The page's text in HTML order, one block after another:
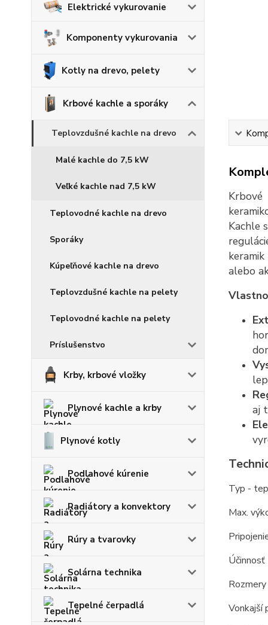
Elektrické vykurovanie
Komponenty vykurovania
Kotly na drevo, pelety
Krbové kachle a sporáky
Teplovzdušné kachle na drevo
Malé kachle do 7,5 kW
Veľké kachle nad 7,5 kW
Teplovodné kachle na drevo
Sporáky
Kúpeľňové kachle na drevo
Teplovzdušné kachle na pelety
Teplovodné kachle na pelety
Príslušenstvo
Krby, krbové vložky
Plynové kachle a krby
Plynové kotly
Podlahové kúrenie
Radiátory a konvektory
Rúry a tvarovky
Solárna technika
Tepelné čerpadlá
Kachle
alebo
aj
Typ -
Max.
Vonkajší